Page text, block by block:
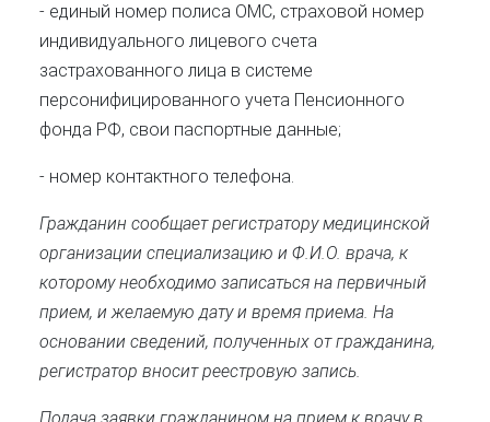
- единый номер полиса ОМС, страховой номер
индивидуального лицевого счета
застрахованного лица в системе
персонифицированного учета Пенсионного
фонда РФ, свои паспортные данные;
- номер контактного телефона.
Гражданин сообщает регистратору медицинской
организации специализацию и Ф.И.О. врача, к
которому необходимо записаться на первичный
прием, и желаемую дату и время приема. На
основании сведений, полученных от гражданина,
регистратор вносит реестровую запись.